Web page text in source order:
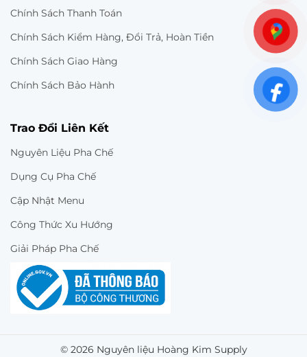
Chính Sách Thanh Toán
Chính Sách Kiểm Hàng, Đổi Trả, Hoàn Tiền
Chính Sách Giao Hàng
Chính Sách Bảo Hành
Trao Đổi Liên Kết
Nguyên Liệu Pha Chế
Dụng Cụ Pha Chế
Cập Nhật Menu
Công Thức Xu Hướng
Giải Pháp Pha Chế
© 2026 Nguyên liệu Hoàng Kim Supply